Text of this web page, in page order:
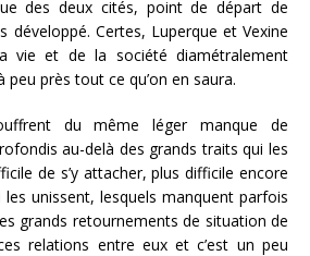
des deux cités, point de départ de
développé. Certes, Luperque et Vexine
vie et de la société diamétralement
peu près tout ce qu’on en saura.
du même léger manque de
au-delà des grands traits qui les
de s’y attacher, plus difficile encore
unissent, lesquels manquent parfois
grands retournements de situation de
relations entre eux et c’est un peu